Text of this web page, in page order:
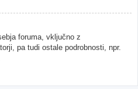
foruma, vključno z
pa tudi ostale podrobnosti, npr.